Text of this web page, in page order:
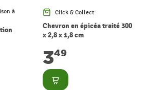
à
Click & Collect
Chevron en épicéa traité 300
x 2,8 x 1,8 cm
349
Consulter